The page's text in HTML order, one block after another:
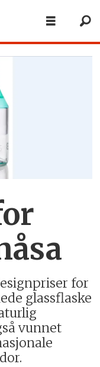
for
glassflaske
vunnet